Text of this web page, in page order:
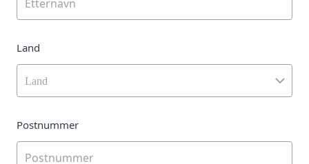
Land
Land
Postnummer